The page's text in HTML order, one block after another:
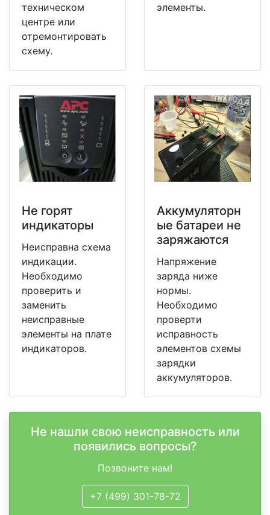
техническом
центре или
отремонтировать
схему.
элементы.
Не горят
индикаторы
Неисправна схема
индикации.
Необходимо
проверить и
заменить
неисправные
элементы на плате
индикаторов.
Аккумуляторн
ые батареи не
заряжаются
Напряжение
заряда ниже
нормы.
Необходимо
проверти
исправность
элементов схемы
зарядки
аккумуляторов.
Не нашли свою неисправность или
появились вопросы?
Позвоните нам!
+7 (499) 301-78-72